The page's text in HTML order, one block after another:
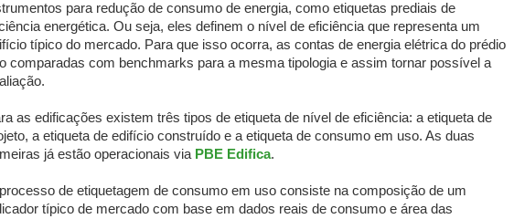
para redução de consumo de energia, como etiquetas prediais de
energética. Ou seja, eles definem o nível de eficiência que representa um
típico do mercado. Para que isso ocorra, as contas de energia elétrica do prédio
comparadas com benchmarks para a mesma tipologia e assim tornar possível a
as edificações existem três tipos de etiqueta de nível de eficiência: a etiqueta de
a etiqueta de edifício construído e a etiqueta de consumo em uso. As duas
já estão operacionais via PBE Edifica.
de etiquetagem de consumo em uso consiste na composição de um
típico de mercado com base em dados reais de consumo e área das